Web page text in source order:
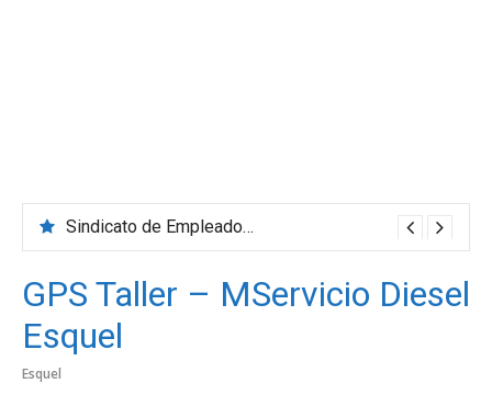
Sindicato de Empleados de Comercio
GPS Taller – MServicio Diesel
Esquel
Esquel